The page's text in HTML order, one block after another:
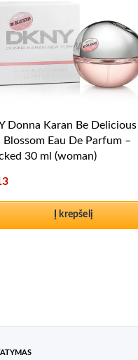
Donna Karan Be Delicious
Blossom Eau De Parfum –
30 ml (woman)
Į krepšelį